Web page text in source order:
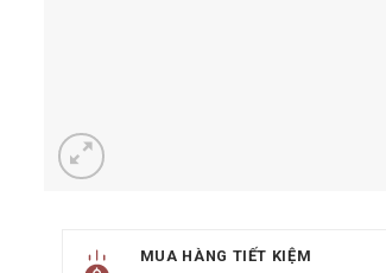
MUA HÀNG TIẾT KIỆM